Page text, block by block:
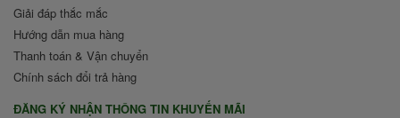
Giải đáp thắc mắc
Hướng dẫn mua hàng
Thanh toán & Vận chuyển
Chính sách đổi trả hàng
ĐĂNG KÝ NHẬN THÔNG TIN KHUYẾN MÃI